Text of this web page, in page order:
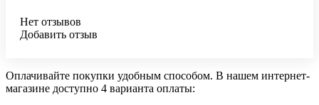
Нет отзывов
Добавить отзыв
Оплачивайте покупки удобным способом. В нашем интернет-
магазине доступно 4 варианта оплаты: